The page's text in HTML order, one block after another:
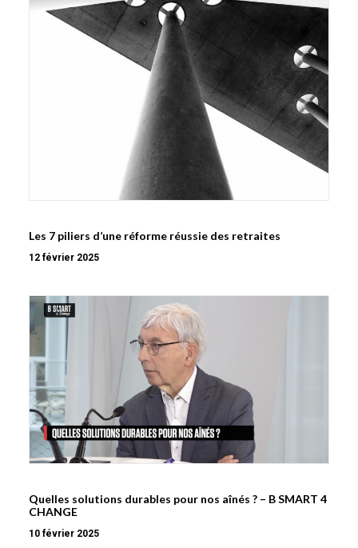
Les 7 piliers d’une réforme réussie des retraites
12 février 2025
Quelles solutions durables pour nos aînés ? – B SMART 4
CHANGE
10 février 2025